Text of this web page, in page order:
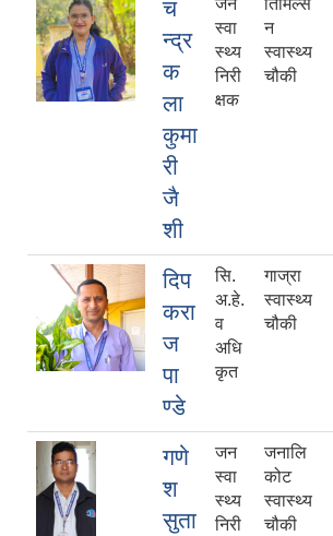
च
न्द्र
क
ला
कुमा
री
जै
शी
जन
स्वा
स्थ्य
निरी
क्षक
तिमिल्सै
न
स्वास्थ्य
चौकी
दिप
करा
ज
पा
ण्डे
सि.
अ.हे.
व
अधि
कृत
गाज्रा
स्वास्थ्य
चौकी
गणे
श
सुता
जन
स्वा
स्थ्य
निरी
जनालि
कोट
स्वास्थ्य
चौकी